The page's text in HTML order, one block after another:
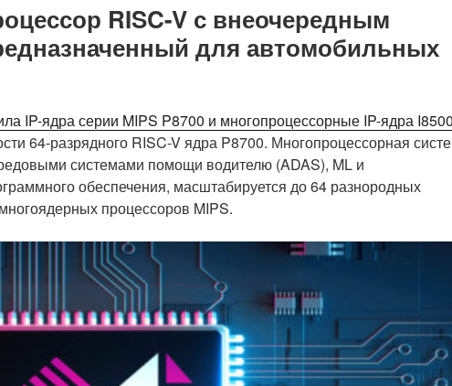
RISC-V с внеочередным
для автомобильных
IP-ядра серии MIPS P8700 и многопроцессорные IP-ядра
64-разрядного RISC-V ядра P8700. Многопроцессорная
системами помощи водителю (ADAS), ML и
обеспечения, масштабируется до 64 разнородных
процессоров MIPS.